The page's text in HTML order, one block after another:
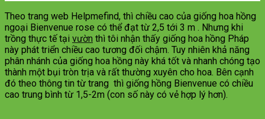
Theo trang web Helpmefind, thì chiều cao của giống hoa hồng
ngoại Bienvenue rose có thể đạt từ 2,5 tới 3 m . Nhưng khi
trồng thực tế tại vườn thì tôi nhận thấy giống hoa hồng Pháp
này phát triển chiều cao tương đối chậm. Tuy nhiên khả năng
phân nhánh của giống hoa hồng này khá tốt và nhanh chóng tạo
thành một bụi tròn trịa và rất thường xuyên cho hoa. Bên cạnh
đó theo thông tin từ trang thì giống hồng Bienvenue có chiều
cao trung bình từ 1,5-2m (con số này có vẻ hợp lý hơn).